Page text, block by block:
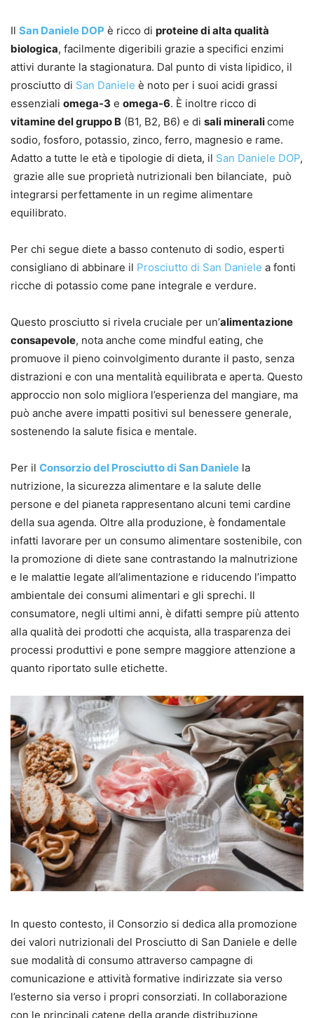
Il San Daniele DOP è ricco di proteine di alta qualità
biologica, facilmente digeribili grazie a specifici enzimi
attivi durante la stagionatura. Dal punto di vista lipidico, il
prosciutto di San Daniele è noto per i suoi acidi grassi
essenziali omega-3 e omega-6. È inoltre ricco di
vitamine del gruppo B (B1, B2, B6) e di sali mineralicome
sodio, fosforo, potassio, zinco, ferro, magnesio e rame.
Adatto a tutte le età e tipologie di dieta, il San Daniele DOP,
grazie alle sue proprietà nutrizionali ben bilanciate, può
integrarsi perfettamente in un regime alimentare
equilibrato.
Per chi segue diete a basso contenuto di sodio, esperti
consigliano di abbinare il Prosciutto di San Daniele a fonti
ricche di potassio come pane integrale e verdure.
Questo prosciutto si rivela cruciale per un’alimentazione
consapevole, nota anche come mindful eating, che
promuove il pieno coinvolgimento durante il pasto, senza
distrazioni e con una mentalità equilibrata e aperta. Questo
approccio non solo migliora l’esperienza del mangiare, ma
può anche avere impatti positivi sul benessere generale,
sostenendo la salute fisica e mentale.
Per il Consorzio del Prosciutto di San Daniele la
nutrizione, la sicurezza alimentare e la salute delle
persone e del pianeta rappresentano alcuni temi cardine
della sua agenda. Oltre alla produzione, è fondamentale
infatti lavorare per un consumo alimentare sostenibile, con
la promozione di diete sane contrastando la malnutrizione
e le malattie legate all’alimentazione e riducendo l’impatto
ambientale dei consumi alimentari e gli sprechi. Il
consumatore, negli ultimi anni, è difatti sempre più attento
alla qualità dei prodotti che acquista, alla trasparenza dei
processi produttivi e pone sempre maggiore attenzione a
quanto riportato sulle etichette.
In questo contesto, il Consorzio si dedica alla promozione
dei valori nutrizionali del Prosciutto di San Daniele e delle
sue modalità di consumo attraverso campagne di
comunicazione e attività formative indirizzate sia verso
l’esterno sia verso i propri consorziati. In collaborazione
con le principali catene della grande distribuzione